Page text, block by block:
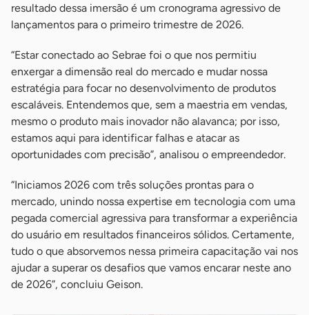
resultado dessa imersão é um cronograma agressivo de
lançamentos para o primeiro trimestre de 2026.
“Estar conectado ao Sebrae foi o que nos permitiu
enxergar a dimensão real do mercado e mudar nossa
estratégia para focar no desenvolvimento de produtos
escaláveis. Entendemos que, sem a maestria em vendas,
mesmo o produto mais inovador não alavanca; por isso,
estamos aqui para identificar falhas e atacar as
oportunidades com precisão”, analisou o empreendedor.
“Iniciamos 2026 com três soluções prontas para o
mercado, unindo nossa expertise em tecnologia com uma
pegada comercial agressiva para transformar a experiência
do usuário em resultados financeiros sólidos. Certamente,
tudo o que absorvemos nessa primeira capacitação vai nos
ajudar a superar os desafios que vamos encarar neste ano
de 2026”, concluiu Geison.